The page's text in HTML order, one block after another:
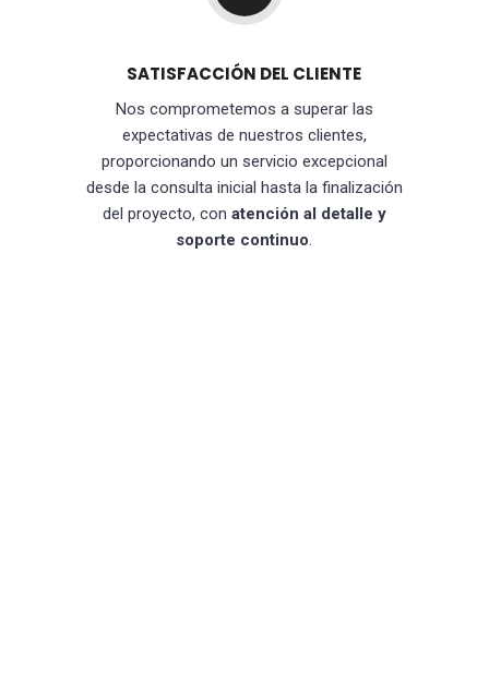
SATISFACCIÓN DEL CLIENTE
Nos comprometemos a superar las
expectativas de nuestros clientes,
proporcionando un servicio excepcional
desde la consulta inicial hasta la finalización
del proyecto, con atención al detalle y
soporte continuo.